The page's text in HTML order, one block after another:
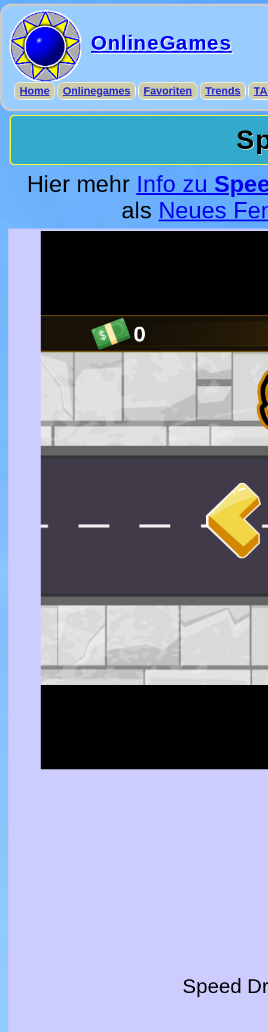
OnlineGames
Home Onlinegames Favoriten Trends
Hier mehr Info zu
als Neues
Speed